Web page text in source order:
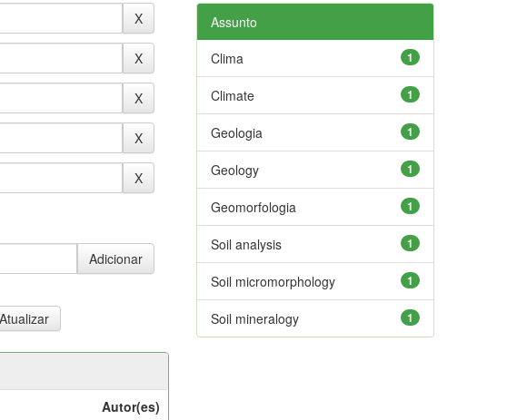
Autor(es)
Assunto
1
Clima
1
Climate
1
Geologia
1
Geology
1
Geomorfologia
1
Soil analysis
1
Soil micromorphology
1
Soil mineralogy